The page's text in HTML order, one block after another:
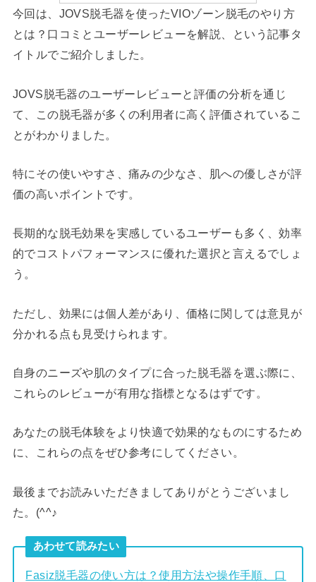
今回は、JOVS脱毛器を使ったVIOゾーン脱毛のやり方
とは？口コミとユーザーレビューを解説、という記事タ
イトルでご紹介しました。
JOVS脱毛器のユーザーレビューと評価の分析を通じ
て、この脱毛器が多くの利用者に高く評価されているこ
とがわかりました。
特にその使いやすさ、痛みの少なさ、肌への優しさが評
価の高いポイントです。
長期的な脱毛効果を実感しているユーザーも多く、効率
的でコストパフォーマンスに優れた選択と言えるでしょ
う。
ただし、効果には個人差があり、価格に関しては意見が
分かれる点も見受けられます。
自身のニーズや肌のタイプに合った脱毛器を選ぶ際に、
これらのレビューが有用な指標となるはずです。
あなたの脱毛体験をより快適で効果的なものにするため
に、これらの点をぜひ参考にしてください。
最後までお読みいただきましてありがとうございまし
た。(^^♪
あわせて読みたい
Fasiz脱毛器の使い方は？使用方法や操作手順、口